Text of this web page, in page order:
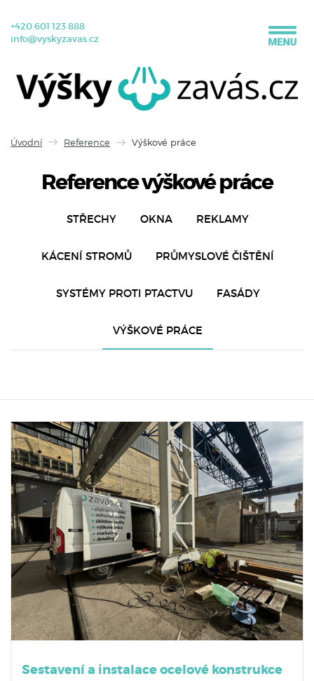
+420 601 123 888
info@vyskyzavas.cz
Úvodní Reference Výškové práce
Reference výškové práce
STŘECHY OKNA REKLAMY
KÁCENÍ STROMŮ PRŮMYSLOVÉ ČIŠTĚNÍ
SYSTÉMY PROTI PTACTVU FASÁDY
VÝŠKOVÉ PRÁCE
Sestavení a instalace ocelové konstrukce